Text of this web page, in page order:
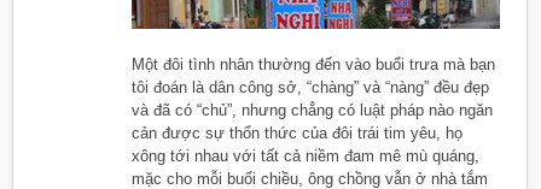
Một đôi tình nhân thường đến vào buổi trưa mà bạn
tôi đoán là dân công sở, “chàng” và “nàng” đều đẹp
và đã có “chủ”, nhưng chẳng có luật pháp nào ngăn
cản được sự thổn thức của đôi trái tim yêu, họ
xông tới nhau với tất cả niềm đam mê mù quáng,
mặc cho mỗi buổi chiều, ông chồng vẫn ở nhà tắm